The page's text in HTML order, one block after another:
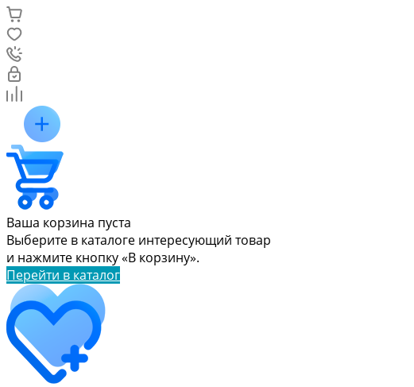
Ваша корзина пуста
Выберите в каталоге интересующий товар
и нажмите кнопку «В корзину».
Перейти в каталог